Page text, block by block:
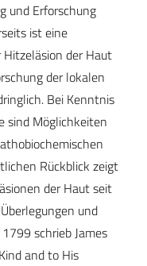
und Erforschung
ist eine
der Haut
der lokalen
Bei Kenntnis
sind Möglichkeiten
Rückblick zeigt
der Haut seit
und
schrieb James
and to His